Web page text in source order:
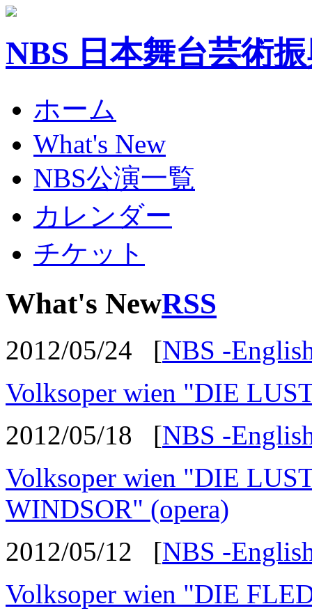
NBS 日本舞台芸術
ホーム
What's New
NBS公演一覧
カレンダー
チケット
What's NewRSS
2012/05/24 [NBS -
Volksoper wien "DIE
2012/05/18 [NBS -
Volksoper wien "DIE
WINDSOR" (opera)
2012/05/12 [NBS -
Volksoper wien "DIE